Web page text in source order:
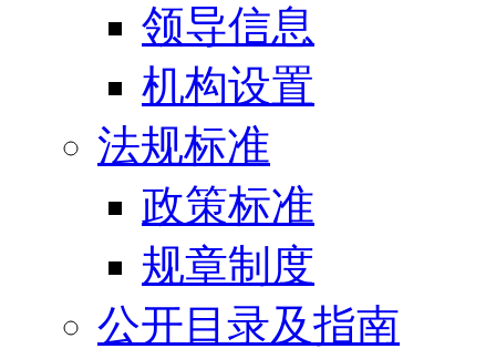
领导信息
机构设置
法规标准
政策标准
规章制度
公开目录及指南